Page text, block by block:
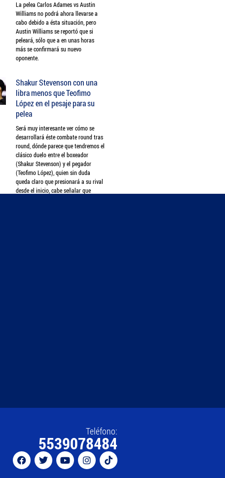
La pelea Carlos Adames vs Austin
Williams no podrá ahora llevarse a
cabo debido a ésta situación, pero
Austin Williams se reportó que si
peleará, sólo que a en unas horas
más se confirmará su nuevo
oponente.
Shakur Stevenson con una
libra menos que Teofimo
López en el pesaje para su
pelea
Será muy interesante ver cómo se
desarrollará éste combate round tras
round, dónde parece que tendremos el
clásico duelo entre el boxeador
(Shakur Stevenson) y el pegador
(Teofimo López), quien sin duda
queda claro que presionará a su rival
desde el inicio, cabe señalar que
Teléfono:
5539078484